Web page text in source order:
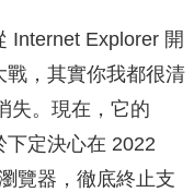
Internet Explorer 開
，其實你我都很清
失。現在，它的
下定決心在 2022
覽器，徹底終止支